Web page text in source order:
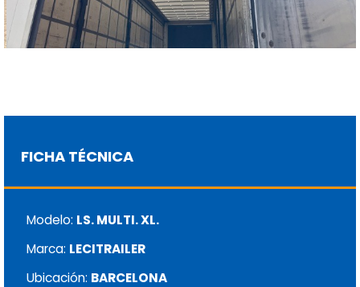
FICHA TÉCNICA
Modelo: LS. MULTI. XL.
Marca: LECITRAILER
Ubicación: BARCELONA